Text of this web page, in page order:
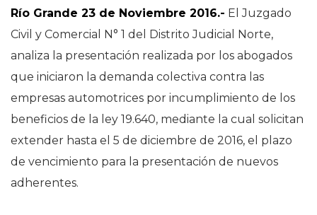
Río Grande 23 de Noviembre 2016.- El Juzgado
Civil y Comercial N° 1 del Distrito Judicial Norte,
analiza la presentación realizada por los abogados
que iniciaron la demanda colectiva contra las
empresas automotrices por incumplimiento de los
beneficios de la ley 19.640, mediante la cual solicitan
extender hasta el 5 de diciembre de 2016, el plazo
de vencimiento para la presentación de nuevos
adherentes.